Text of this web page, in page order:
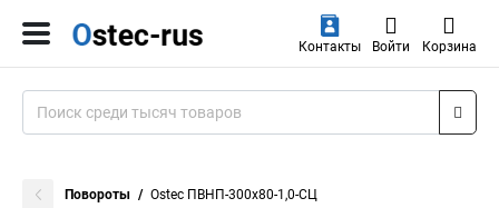
Контакты Войти Корзина
Повороты Ostec ПВНП-300х80-1,0-СЦ